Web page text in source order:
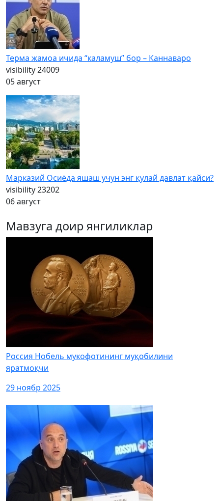
Терма жамоа ичида “каламуш” бор – Каннаваро
visibility24009
05 август
Марказий Осиёда яшаш учун энг қулай давлат қайси?
visibility23202
06 август
Мавзуга доир янгиликлар
Россия Нобель мукофотининг муқобилини
яратмоқчи
29 ноябр 2025